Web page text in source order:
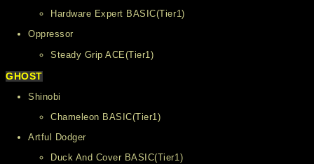
Hardware Expert BASIC(Tier1)
Oppressor
Steady Grip ACE(Tier1)
GHOST
Shinobi
Chameleon BASIC(Tier1)
Artful Dodger
Duck And Cover BASIC(Tier1)